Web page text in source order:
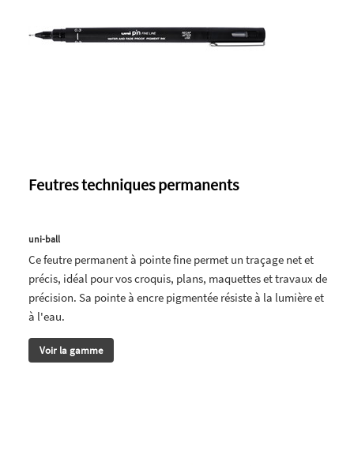
Feutres techniques permanents
uni-ball
Ce feutre permanent à pointe fine permet un traçage net et
précis, idéal pour vos croquis, plans, maquettes et travaux de
précision. Sa pointe à encre pigmentée résiste à la lumière et
à l'eau.
Voir la gamme